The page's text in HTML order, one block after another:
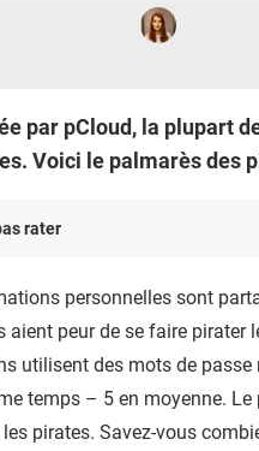
par pCloud, la plupart
Voici le palmarès des
rater
personnelles sont
aient peur de se faire pirater
utilisent des mots de
temps – 5 en moyenne.
pirates. Savez-vous